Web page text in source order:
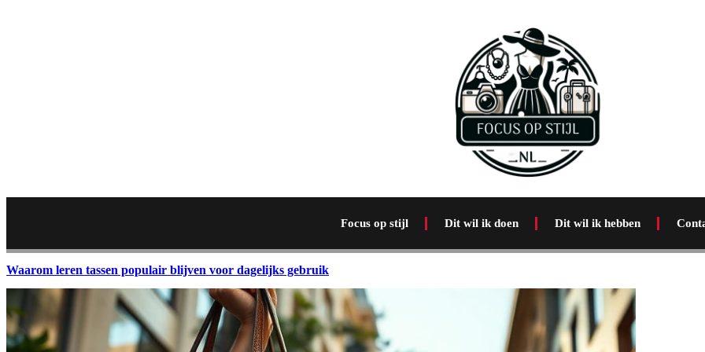
Focus op stijl Dit wil ik doen Dit wil ik hebben
Waarom leren tassen populair blijven voor dagelijks gebruik